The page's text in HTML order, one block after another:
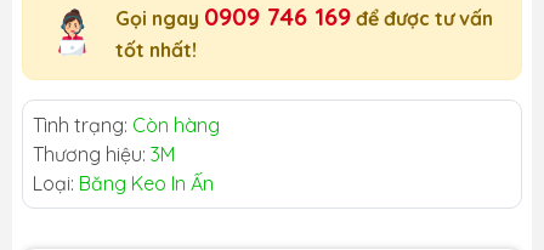
Gọi ngay 0909 746 169 để được tư vấn
tốt nhất!
Tình trạng: Còn hàng
Thương hiệu: 3M
Loại: Băng Keo In Ấn